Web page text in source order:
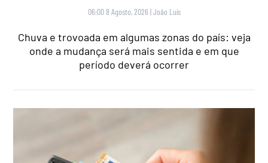
06:00 8 Agosto, 2026 |João Luís
Chuva e trovoada em algumas zonas do país: veja
onde a mudança será mais sentida e em que
período deverá ocorrer